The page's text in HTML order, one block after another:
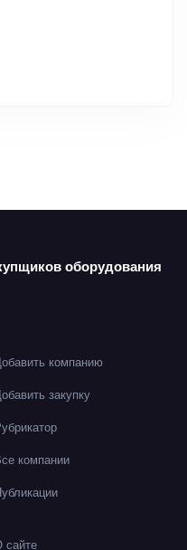
оборудования
компанию
закупку
компании
сайте